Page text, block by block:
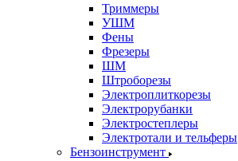
Триммеры
УШМ
Фены
Фрезеры
ШМ
Штроборезы
Электроплиткорезы
Электрорубанки
Электростеплеры
Электротали и тельферы
Бензоинструмент